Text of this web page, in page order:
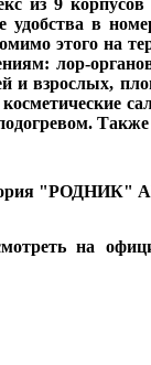
из 9
в
этого на
лор-
и взрослых,
"РОДНИК"
на